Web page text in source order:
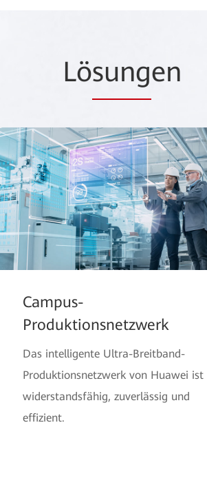
Lösungen
Campus-
Produktionsnetzwerk
Das intelligente Ultra-Breitband-
Produktionsnetzwerk von Huawei ist
widerstandsfähig, zuverlässig und
effizient.